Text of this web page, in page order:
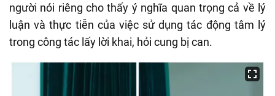
người nói riêng cho thấy ý nghĩa quan trọng cả về lý
luận và thực tiễn của việc sử dụng tác động tâm lý
trong công tác lấy lời khai, hỏi cung bị can.